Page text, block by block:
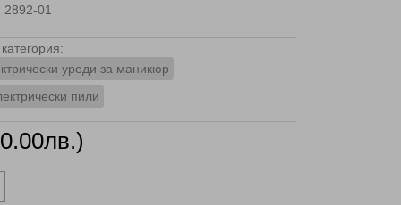
2892-01
уреди за маникюр
пили